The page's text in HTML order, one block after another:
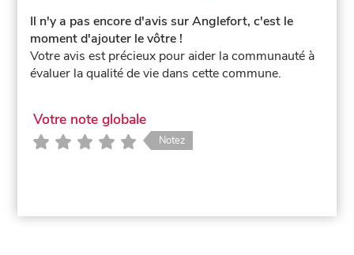
Il n'y a pas encore d'avis sur Anglefort, c'est le
moment d'ajouter le vôtre !
Votre avis est précieux pour aider la communauté à
évaluer la qualité de vie dans cette commune.
Votre note globale
Notez